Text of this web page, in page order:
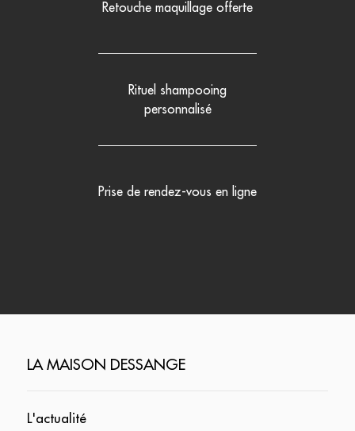
Retouche maquillage offerte
Rituel shampooing
personnalisé
Prise de rendez-vous en ligne
LA MAISON DESSANGE
L'actualité